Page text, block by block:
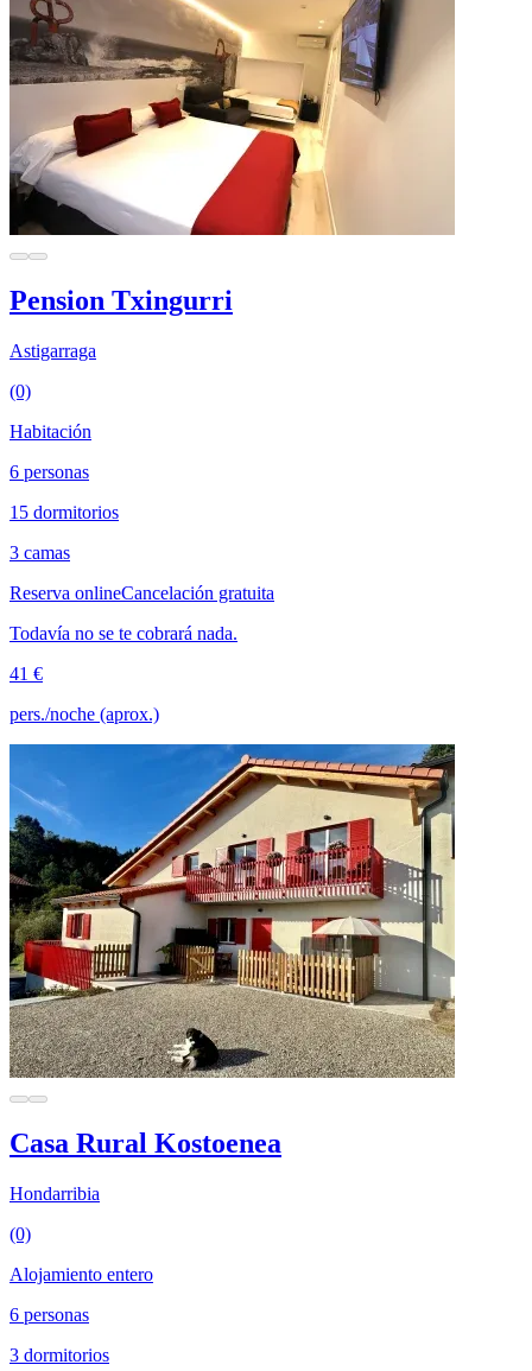
Pension Txingurri
Astigarraga
(0)
Habitación
6 personas
15 dormitorios
3 camas
Reserva onlineCancelación gratuita
Todavía no se te cobrará nada.
41 €
pers./noche (aprox.)
Casa Rural Kostoenea
Hondarribia
(0)
Alojamiento entero
6 personas
3 dormitorios